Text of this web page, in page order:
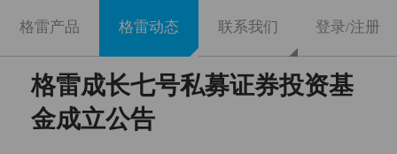
格雷产品 格雷动态 联系我们 登录/注册
格雷成长七号私募证券投资基
金成立公告